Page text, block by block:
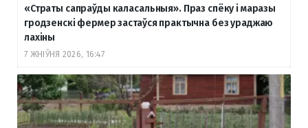
«Страты сапраўды каласальныя». Праз спёку і маразы
гродзенскі фермер застаўся практычна без ураджаю
лахіны
7 ЖНІЎНЯ 2026, 16:47